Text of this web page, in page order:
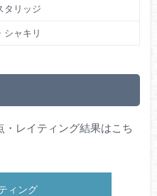
タリッジ
シャキリ
レイティング結果はこち
ィング